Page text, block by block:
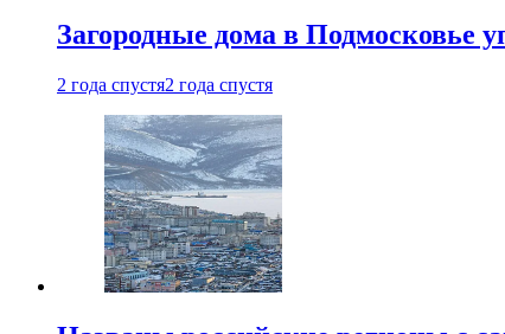
Загородные дома в Подмосковье
2 года спустя2 года спустя